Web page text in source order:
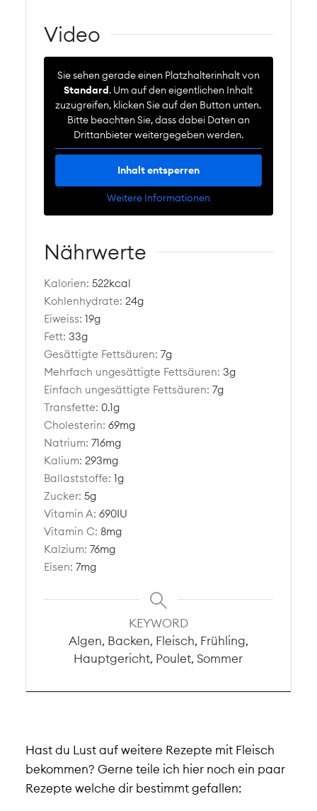
Video
Sie sehen gerade einen Platzhalterinhalt von
Standard. Um auf den eigentlichen Inhalt
zuzugreifen, klicken Sie auf den Button unten.
Bitte beachten Sie, dass dabei Daten an
Drittanbieter weitergegeben werden.
Inhalt entsperren
Weitere Informationen
Nährwerte
Kalorien:522kcal
Kohlenhydrate:24g
Eiweiss:19g
Fett:33g
Gesättigte Fettsäuren:7g
Mehrfach ungesättigte Fettsäuren:3g
Einfach ungesättigte Fettsäuren:7g
Transfette: 0.1g
Cholesterin:69mg
Natrium:716mg
Kalium:293mg
Ballaststoffe:1g
Zucker:5g
Vitamin A:690IU
Vitamin C:8mg
Kalzium:76mg
Eisen:7mg
KEYWORD
Algen, Backen, Fleisch, Frühling,
Hauptgericht, Poulet, Sommer
Hast du Lust auf weitere Rezepte mit Fleisch
bekommen? Gerne teile ich hier noch ein paar
Rezepte welche dir bestimmt gefallen: